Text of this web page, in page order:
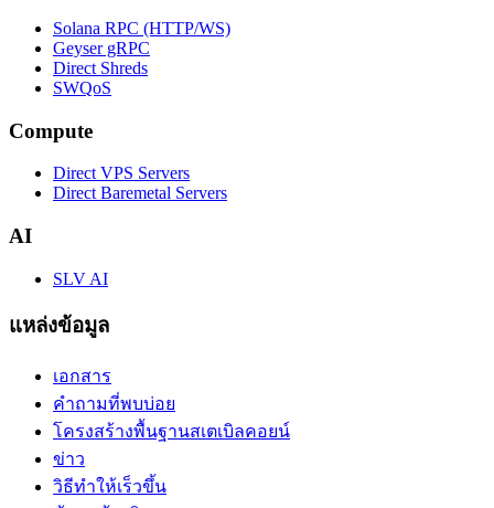
Solana RPC (HTTP/WS)
Geyser gRPC
Direct Shreds
SWQoS
Compute
Direct VPS Servers
Direct Baremetal Servers
AI
SLV AI
แหล่งข้อมูล
เอกสาร
คำถามที่พบบ่อย
โครงสร้างพื้นฐานสเตเบิลคอยน์
ข่าว
วิธีทำให้เร็วขึ้น